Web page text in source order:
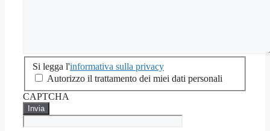
Si
legga
sulla
privacy
Si legga l'informativa sulla privacy
Autorizzo il trattamento dei miei dati personali
CAPTCHA